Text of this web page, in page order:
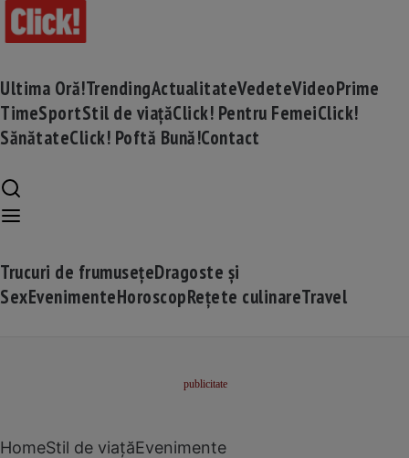
Ultima Oră!TrendingActualitateVedeteVideoPrime
TimeSportStil de viațăClick! Pentru FemeiClick!
SănătateClick! Poftă Bună!Contact
Trucuri de frumusețeDragoste și
SexEvenimenteHoroscopRețete culinareTravel
HomeStil de viațăEvenimente